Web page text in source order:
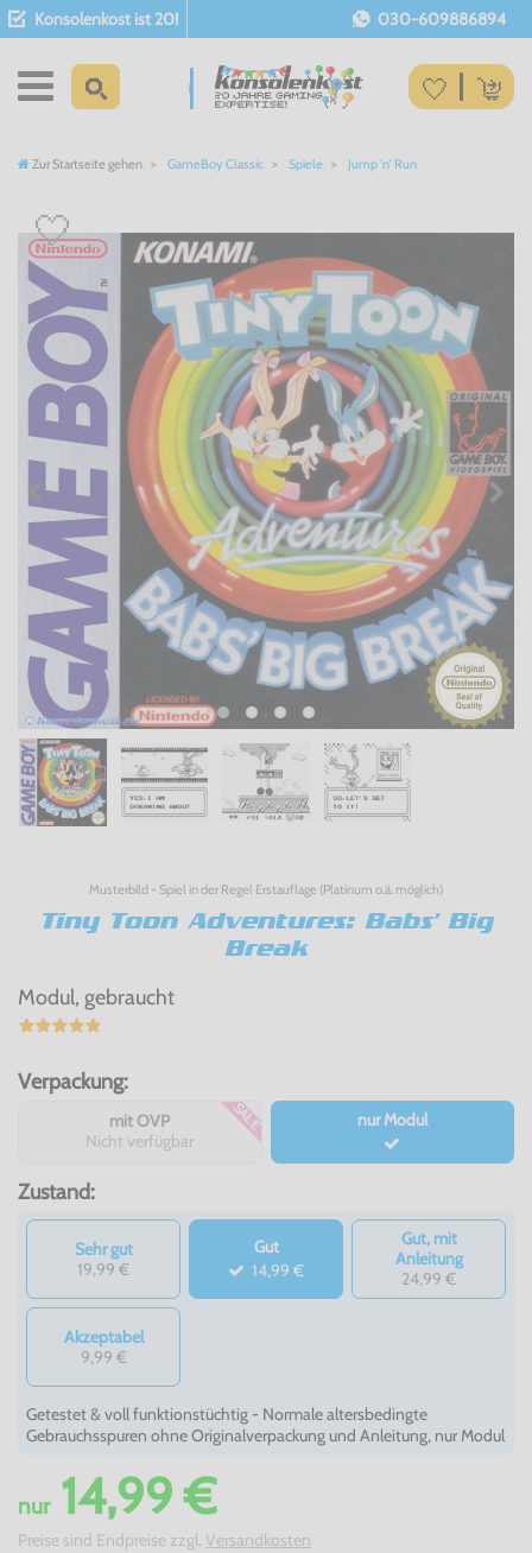
Konsolenkost ist 20! 030-609886894
Zur Startseite gehen GameBoy Classic Spiele Jump 'n' Run
Musterbild - Spiel in der Regel Erstauflage (Platinum o.ä. möglich)
Tiny Toon Adventures: Babs' Big
Break
Modul, gebraucht
Verpackung:
mit OVP
Nicht verfügbar
SALE nur Modul
Zustand:
Sehr gut
19,99 €
Gut
14,99 €
Gut, mit
Anleitung
24,99 €
Akzeptabel
9,99 €
Getestet & voll funktionstüchtig - Normale altersbedingte
Gebrauchsspuren ohne Originalverpackung und Anleitung, nur Modul
nur14,99 €
Preise sind Endpreise zzgl. Versandkosten